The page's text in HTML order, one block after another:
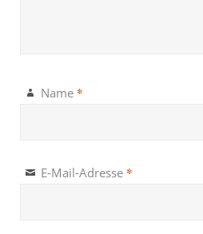
Name *
E-Mail-Adresse *